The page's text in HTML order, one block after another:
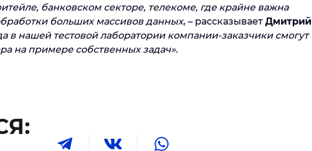
банковском секторе, телекоме, где крайне важна
больших массивов данных, – рассказывает Дмитрий
в нашей тестовой лаборатории компании-заказчики смогут
на примере собственных задач».